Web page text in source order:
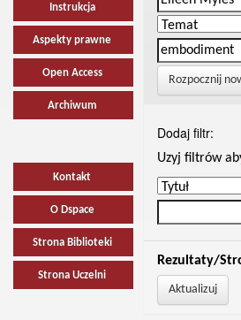
Instrukcja
Aspekty prawne
Open Access
Archiwum
Kontakt
O Dspace
Strona Biblioteki
Strona Uczelni
Rozpocznij
Dodaj filtr:
Uzyj filtrów
Rezultaty/